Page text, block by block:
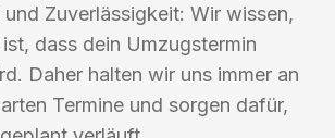
Zuverlässigkeit: Wir wissen,
dass dein Umzugstermin
Daher halten wir uns immer an
Termine und sorgen dafür,